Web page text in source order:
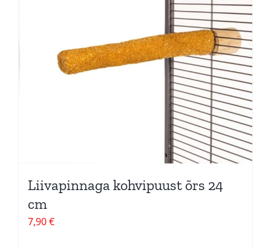
Liivapinnaga kohvipuust õrs 24
cm
7,90€